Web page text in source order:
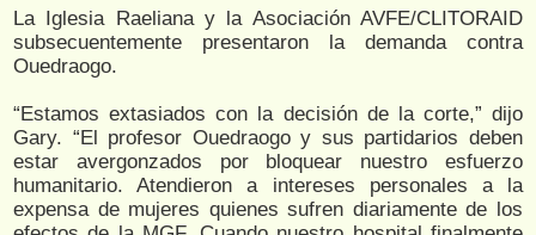
La Iglesia Raeliana y la Asociación AVFE/CLITORAID
subsecuentemente presentaron la demanda contra
Ouedraogo.
“Estamos extasiados con la decisión de la corte,” dijo
Gary. “El profesor Ouedraogo y sus partidarios deben
estar avergonzados por bloquear nuestro esfuerzo
humanitario. Atendieron a intereses personales a la
expensa de mujeres quienes sufren diariamente de los